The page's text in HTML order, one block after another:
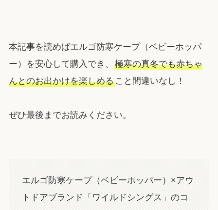
本記事を読めばエルゴ防寒ケープ（ベビーホッパ
ー）を安心して購入でき、 極寒の真冬でも赤ちゃ
んとのお出かけを楽しめること間違いなし！
ぜひ最後までお読みください。
エルゴ防寒ケープ（ベビーホッパー）×アウ
トドアブランド「ワイルドシングス」のコ